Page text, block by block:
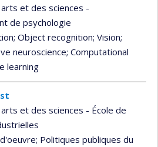
et des sciences -
de psychologie
; Object recognition; Vision;
neuroscience; Computational
learning
et des sciences - École de
; Politiques publiques du